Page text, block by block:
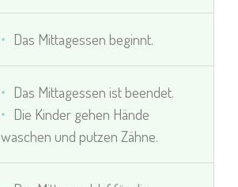
Das Mittagessen beginnt.
Das Mittagessen ist beendet.
Die Kinder gehen Hände
waschen und putzen Zähne.